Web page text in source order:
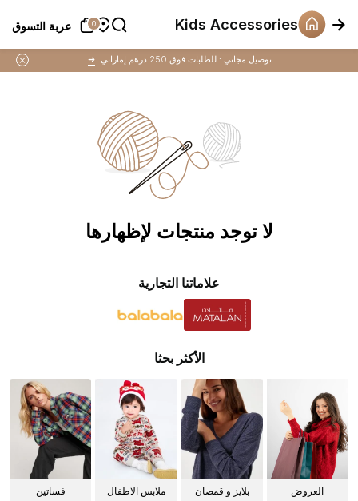
توصيل مجاني : للطلبات فوق 250 درهم إماراتي ➜
0 عربة التسوق
Kids Accessories
0 عربة التسوق
لا توجد منتجات لإظهارها
علاماتنا التجارية
الأكثر بحثا
العروض
بلايز و قمصان
ملابس الاطفال فساتين